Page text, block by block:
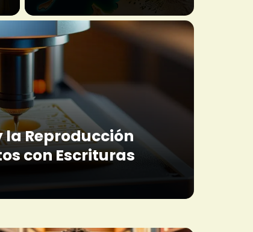
la Reproducción
con Escrituras